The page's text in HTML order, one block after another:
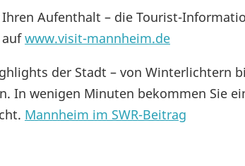
Aufenthalt – die Tourist-
www.visit-mannheim.de
der Stadt – von Winterlichtern
In wenigen Minuten bekommen Sie
Mannheim im SWR-Beitrag